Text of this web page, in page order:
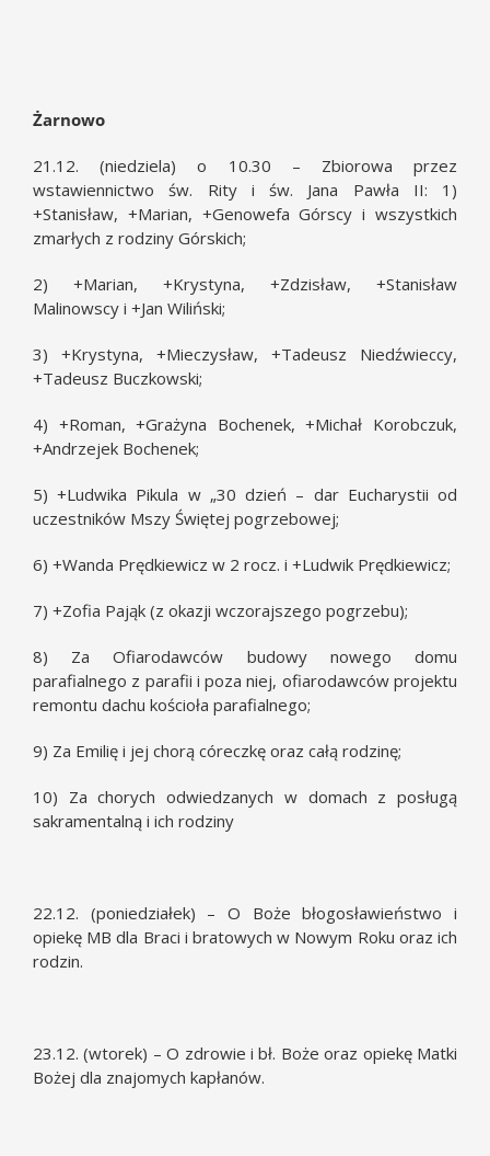
Żarnowo
21.12. (niedziela) o 10.30 – Zbiorowa przez
wstawiennictwo św. Rity i św. Jana Pawła II: 1)
+Stanisław, +Marian, +Genowefa Górscy i wszystkich
zmarłych z rodziny Górskich;
2) +Marian, +Krystyna, +Zdzisław, +Stanisław
Malinowscy i +Jan Wiliński;
3) +Krystyna, +Mieczysław, +Tadeusz Niedźwieccy,
+Tadeusz Buczkowski;
4) +Roman, +Grażyna Bochenek, +Michał Korobczuk,
+Andrzejek Bochenek;
5) +Ludwika Pikula w „30 dzień – dar Eucharystii od
uczestników Mszy Świętej pogrzebowej;
6) +Wanda Prędkiewicz w 2 rocz. i +Ludwik Prędkiewicz;
7) +Zofia Pająk (z okazji wczorajszego pogrzebu);
8) Za Ofiarodawców budowy nowego domu
parafialnego z parafii i poza niej, ofiarodawców projektu
remontu dachu kościoła parafialnego;
9) Za Emilię i jej chorą córeczkę oraz całą rodzinę;
10) Za chorych odwiedzanych w domach z posługą
sakramentalną i ich rodziny
22.12. (poniedziałek) – O Boże błogosławieństwo i
opiekę MB dla Braci i bratowych w Nowym Roku oraz ich
rodzin.
23.12. (wtorek) – O zdrowie i bł. Boże oraz opiekę Matki
Bożej dla znajomych kapłanów.